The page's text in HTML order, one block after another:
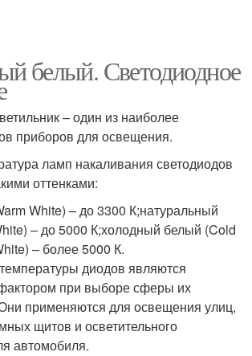
белый. Светодиодное
– один из наиболее
приборов для освещения.
ламп накаливания светодиодов
оттенками:
White) – до 3300 К;натуральный
– до 5000 К;холодный белый (Cold
– более 5000 К.
диодов являются
при выборе сферы их
применяются для освещения улиц,
щитов и осветительного
автомобиля.